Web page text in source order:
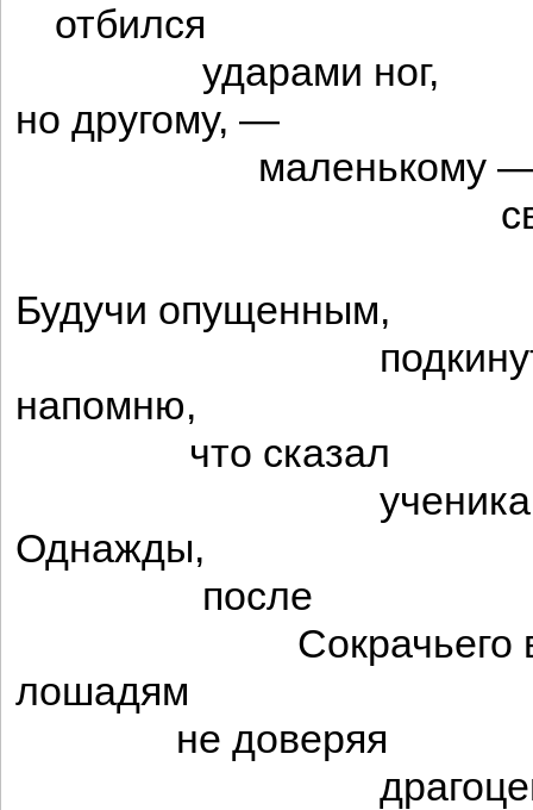
отбился
ударами ног,
но другому, —
маленькому
Будучи опущенным,
подкинутый
напомню,
что сказал
ученикам
Однажды,
после
Сокрачьего
лошадям
не доверяя
драгоценного